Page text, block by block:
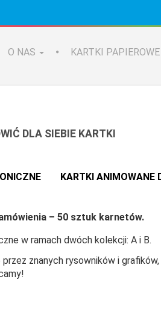
O NAS KARTKI PAPIEROWE
DLA SIEBIE KARTKI
KARTKI ANIMOWANE
– 50 sztuk karnetów.
w ramach dwóch kolekcji: A i B.
znanych rysowników i